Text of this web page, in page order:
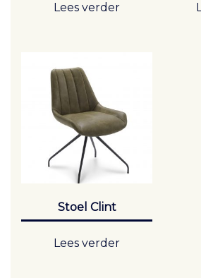
Lees verder
Stoel Clint
Lees verder